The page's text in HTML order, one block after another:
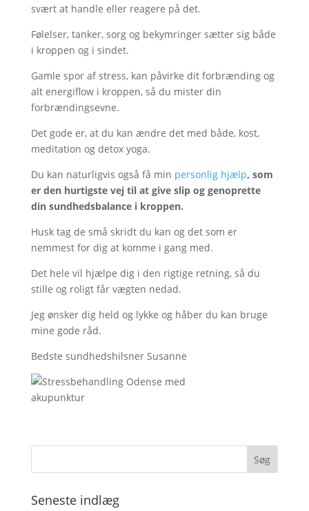
svært at handle eller reagere på det.
Følelser, tanker, sorg og bekymringer sætter sig både
i kroppen og i sindet.
Gamle spor af stress, kan påvirke dit forbrænding og
alt energiflow i kroppen, så du mister din
forbrændingsevne.
Det gode er, at du kan ændre det med både, kost,
meditation og detox yoga.
Du kan naturligvis også få min personlig hjælp, som
er den hurtigste vej til at give slip og genoprette
din sundhedsbalance i kroppen.
Husk tag de små skridt du kan og det som er
nemmest for dig at komme i gang med.
Det hele vil hjælpe dig i den rigtige retning, så du
stille og roligt får vægten nedad.
Jeg ønsker dig held og lykke og håber du kan bruge
mine gode råd.
Bedste sundhedshilsner Susanne
Seneste indlæg